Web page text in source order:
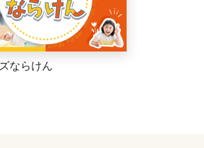
ならけん